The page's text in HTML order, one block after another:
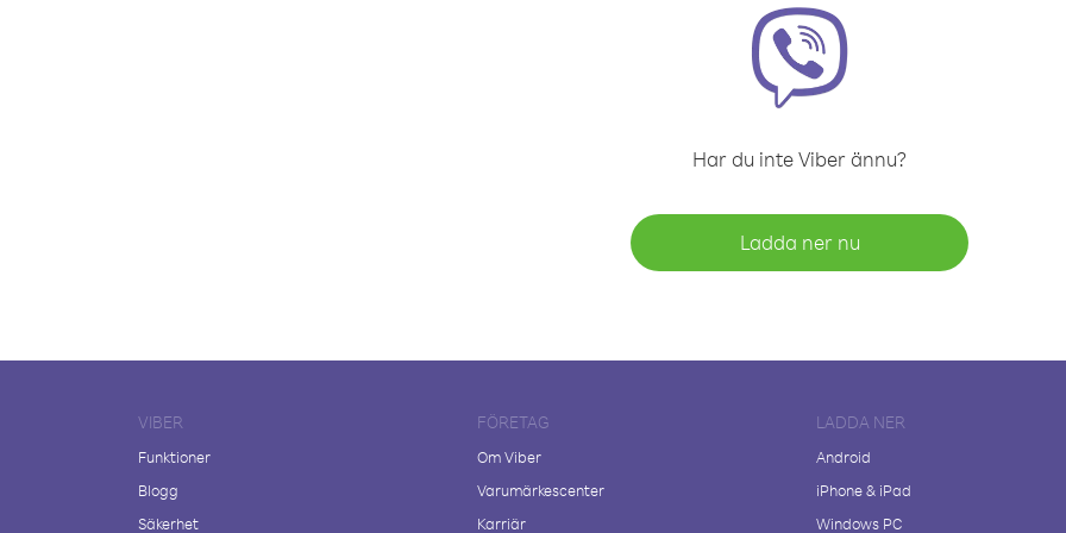
Har du inte Viber ännu?
Ladda ner nu
VIBER
Funktioner
Blogg
Säkerhet
FÖRETAG
Om Viber
Varumärkescenter
Karriär
LADDA NER
Android
iPhone & iPad
Windows PC